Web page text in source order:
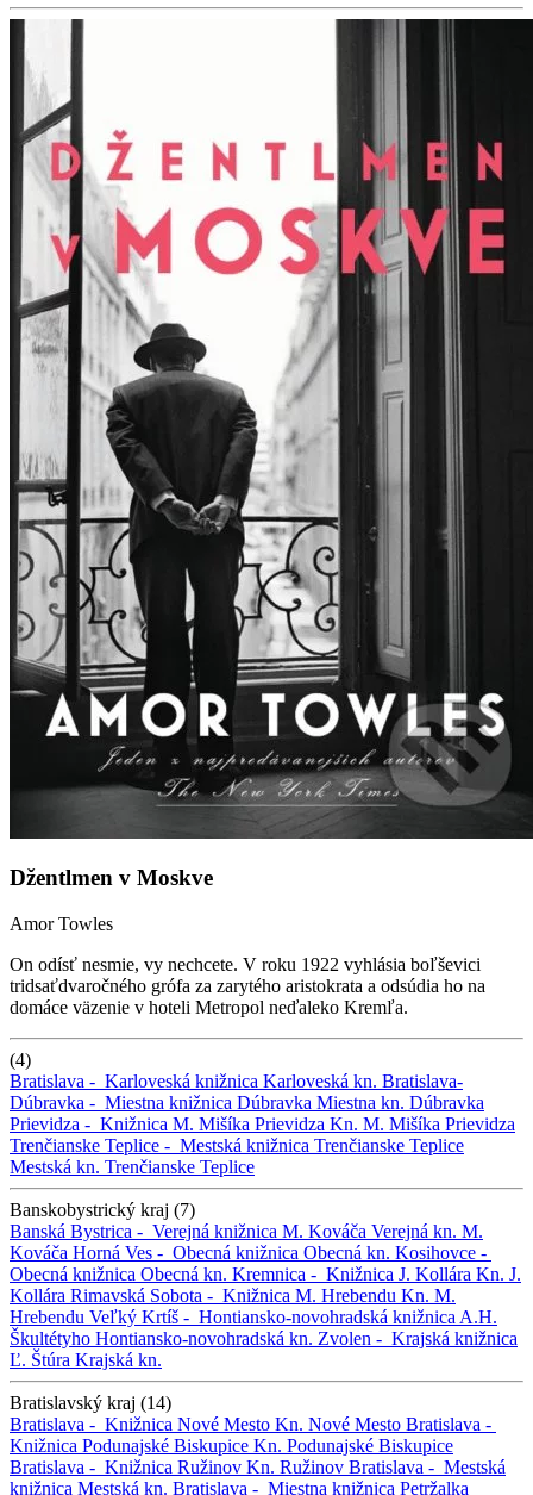
Džentlmen v Moskve
Amor Towles
On odísť nesmie, vy nechcete. V roku 1922 vyhlásia boľševici
tridsaťdvaročného grófa za zarytého aristokrata a odsúdia ho na
domáce väzenie v hoteli Metropol neďaleko Kremľa.
(4)
Bratislava - Karloveská knižnica Karloveská kn. Bratislava-
Dúbravka - Miestna knižnica Dúbravka Miestna kn. Dúbravka
Prievidza - Knižnica M. Mišíka Prievidza Kn. M. Mišíka Prievidza
Trenčianske Teplice - Mestská knižnica Trenčianske Teplice
Mestská kn. Trenčianske Teplice
Banskobystrický kraj (7)
Banská Bystrica - Verejná knižnica M. Kováča Verejná kn. M.
Kováča Horná Ves - Obecná knižnica Obecná kn. Kosihovce -
Obecná knižnica Obecná kn. Kremnica - Knižnica J. Kollára Kn. J.
Kollára Rimavská Sobota - Knižnica M. Hrebendu Kn. M.
Hrebendu Veľký Krtíš - Hontiansko-novohradská knižnica A.H.
Škultétyho Hontiansko-novohradská kn. Zvolen - Krajská knižnica
Ľ. Štúra Krajská kn.
Bratislavský kraj (14)
Bratislava - Knižnica Nové Mesto Kn. Nové Mesto Bratislava -
Knižnica Podunajské Biskupice Kn. Podunajské Biskupice
Bratislava - Knižnica Ružinov Kn. Ružinov Bratislava - Mestská
knižnica Mestská kn. Bratislava - Miestna knižnica Petržalka